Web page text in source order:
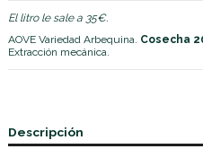
El litro le sale a 35€.
AOVE Variedad Arbequina. Cosecha
Extracción mecánica.
Descripción